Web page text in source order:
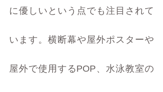
に優しいという点でも注目されて
います。横断幕や屋外ポスターや
屋外で使用するPOP、水泳教室の